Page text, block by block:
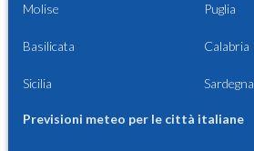
Molise Puglia
Basilicata Calabria
Sicilia Sardegna
Previsioni meteo per le città italiane